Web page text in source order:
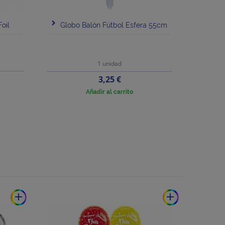
Globo Balón Fútbol Esfera 55cm
1 unidad
Precio
3,25 €
Añadir al carrito
add add